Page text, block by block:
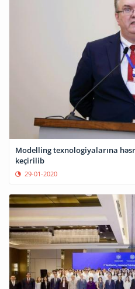
Modelling texnologiyalarına
keçirilib
29-01-2020